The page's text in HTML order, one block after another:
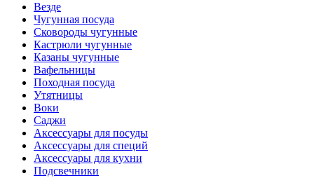
Везде
Чугунная посуда
Сковороды чугунные
Кастрюли чугунные
Казаны чугунные
Вафельницы
Походная посуда
Утятницы
Bоки
Саджи
Аксессуары для посуды
Аксессуары для специй
Аксессуары для кухни
Подсвечники